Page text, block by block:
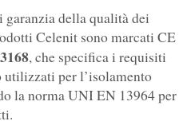
della qualità dei
Celenit sono marcati CE
, che specifica i requisiti
per l’isolamento
la norma UNI EN 13964 per